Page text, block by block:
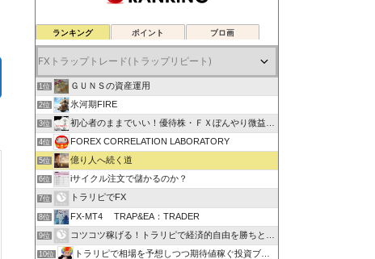
ランキング ポイント ブロ画
1位 ＧＵＮＳの資産運用
2位 氷河期FIRE
3位 初心者のままでいい！優待株・ＦＸぼんやり微益ブログ
4位 FOREX CORRELATION LABORATORY
5位 億り人へ続く道
6位 iサイクル注文で儲かるのか？
7位 トラリピでFX
8位 FX-MT4 TRAP&EA：TRADER
9位 コツコツ稼げる！トラリピで経済的自由を勝ちとる方法
10位 トラリピで相場を予想しつつ期待値稼ぐ投資ブログ